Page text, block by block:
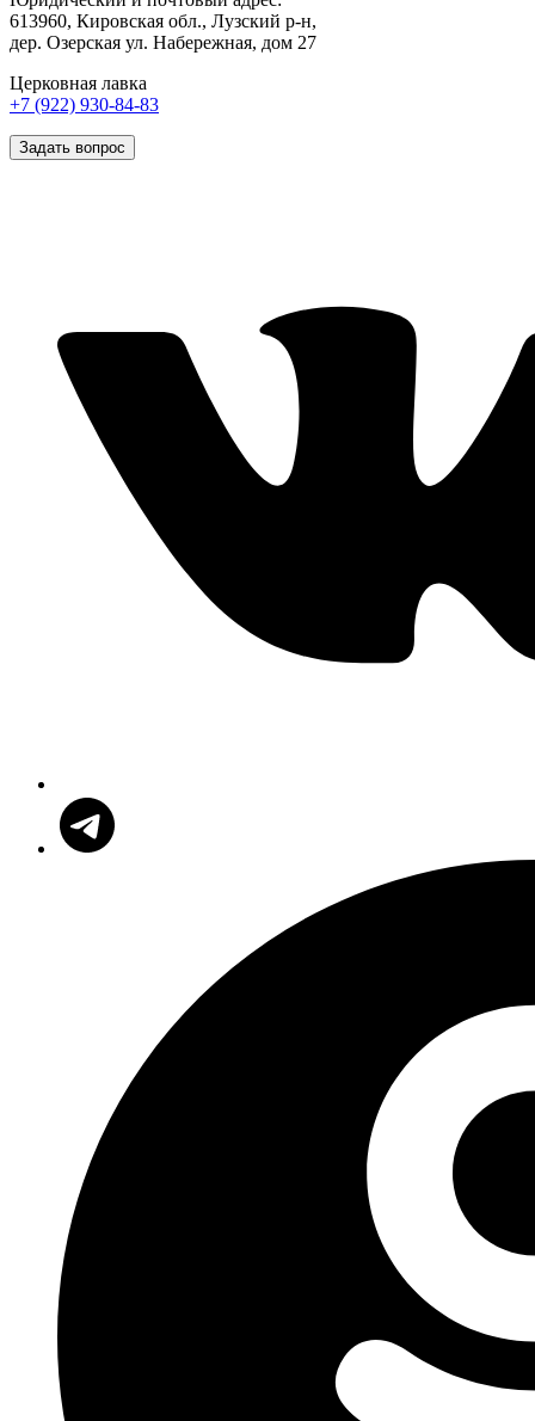
613960, Кировская обл., Лузский р-н,
дер. Озерская ул. Набережная, дом 27
Церковная лавка
+7 (922) 930-84-83
Задать вопрос